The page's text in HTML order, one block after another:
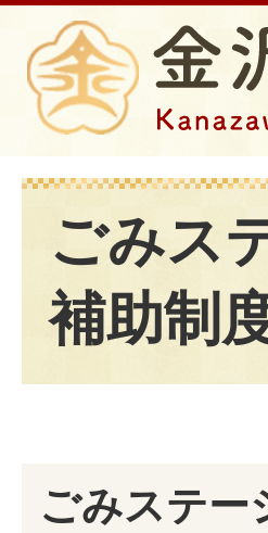
ごみス
補助制
ごみステー